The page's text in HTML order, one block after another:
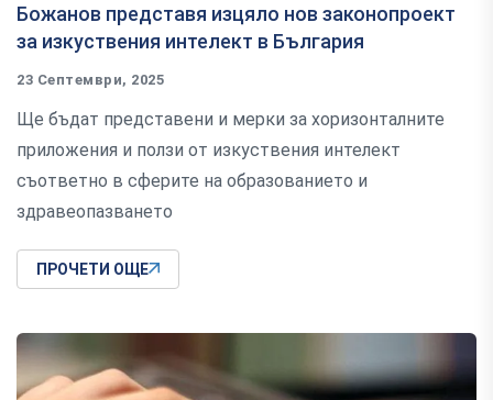
Божанов представя изцяло нов законопроект
за изкуствения интелект в България
23 Септември, 2025
Ще бъдат представени и мерки за хоризонталните
приложения и ползи от изкуствения интелект
съответно в сферите на образованието и
здравеопазването
ПРОЧЕТИ ОЩЕ